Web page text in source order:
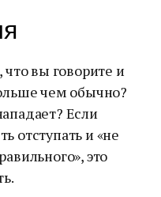
что вы говорите и
чем обычно?
Если
отступать и «не
это